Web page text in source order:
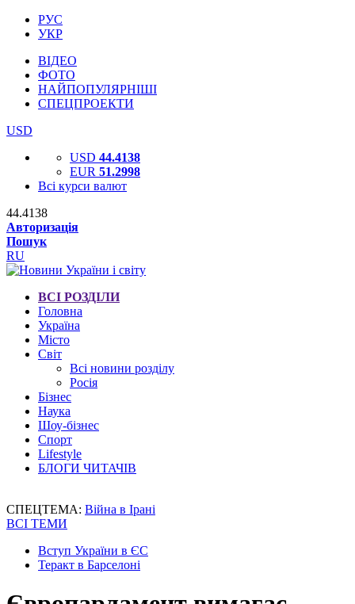
РУС
УКР
ВІДЕО
ФОТО
НАЙПОПУЛЯРНІШІ
СПЕЦПРОЕКТИ
USD
USD 44.4138
EUR 51.2998
Всі курси валют
44.4138
Авторизація
Пошук
RU
ВСІ РОЗДІЛИ
Головна
Україна
Місто
Світ
Всі новини розділу
Росія
Бізнес
Наука
Шоу-бізнес
Спорт
Lifestyle
БЛОГИ ЧИТАЧІВ
СПЕЦТЕМА: Війна в Ірані
ВСІ ТЕМИ
Вступ України в ЄС
Теракт в Барселоні